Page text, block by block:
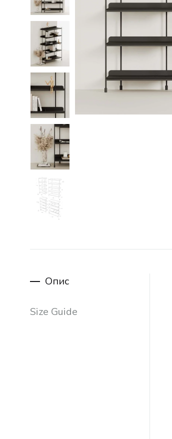
Опис
Size Guide